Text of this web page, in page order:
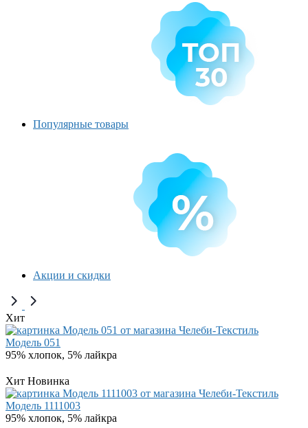
Популярные товары
Акции и скидки
Хит
Модель 051
95% хлопок, 5% лайкра
Хит Новинка
Модель 1111003
95% хлопок, 5% лайкра